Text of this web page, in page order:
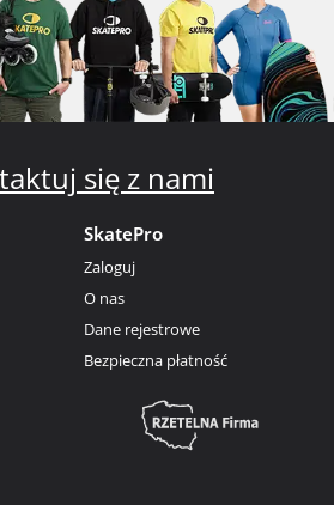
się z nami
SkatePro
Zaloguj
O nas
Dane rejestrowe
Bezpieczna płatność